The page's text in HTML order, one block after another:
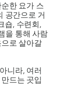
한 요가 스
공간으로 거
숍, 수련회,
을 통해 사람
로 살아갈
니라, 여러
드는 곳입